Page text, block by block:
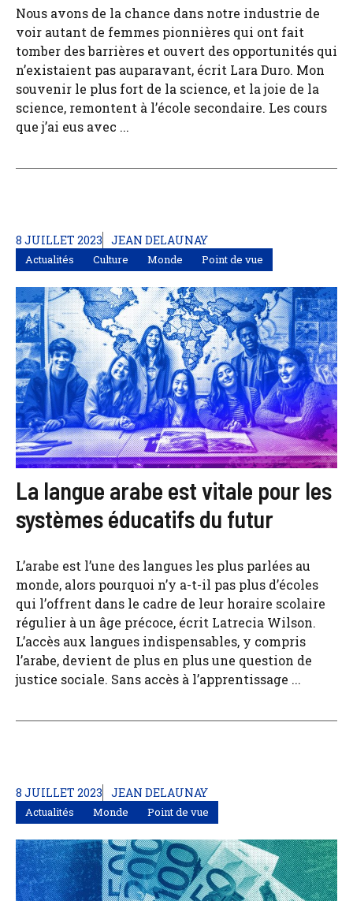
Nous avons de la chance dans notre industrie de
voir autant de femmes pionnières qui ont fait
tomber des barrières et ouvert des opportunités qui
n’existaient pas auparavant, écrit Lara Duro. Mon
souvenir le plus fort de la science, et la joie de la
science, remontent à l’école secondaire. Les cours
que j’ai eus avec ...
8 JUILLET 2023 JEAN DELAUNAY
Actualités Culture Monde Point de vue
La langue arabe est vitale pour les
systèmes éducatifs du futur
L’arabe est l’une des langues les plus parlées au
monde, alors pourquoi n’y a-t-il pas plus d’écoles
qui l’offrent dans le cadre de leur horaire scolaire
régulier à un âge précoce, écrit Latrecia Wilson.
L’accès aux langues indispensables, y compris
l’arabe, devient de plus en plus une question de
justice sociale. Sans accès à l’apprentissage ...
8 JUILLET 2023 JEAN DELAUNAY
Actualités Monde Point de vue